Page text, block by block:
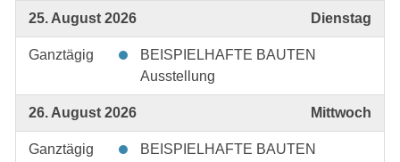
25. August 2026 Dienstag
Ganztägig
BEISPIELHAFTE BAUTEN
Ausstellung
26. August 2026 Mittwoch
Ganztägig
BEISPIELHAFTE BAUTEN